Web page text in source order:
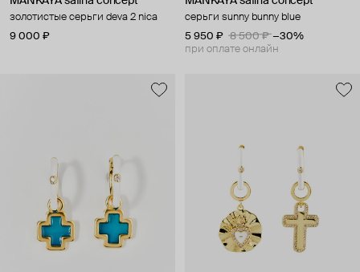
золотистые серьги deva 2 nica
9 000 ₽
серьги sunny bunny blue
5 950 ₽
8 500 ₽ −30%
при оплате онлайн